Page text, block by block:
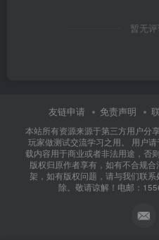
暂无
友链申请 免责声明
本站所有资源来源于第三方用户分
玩家做测试交流学习之用。 用户
载内容用于商业或者非法用途，否
版权归原作者享有，如有不合规
架，如有版权问题，请与我们联
除。敬请谅解！电邮：